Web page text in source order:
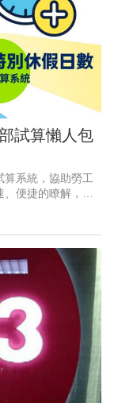
試算懶人包
算系統，協助勞工
、便捷的瞭解，勞
教學，讓勞工和